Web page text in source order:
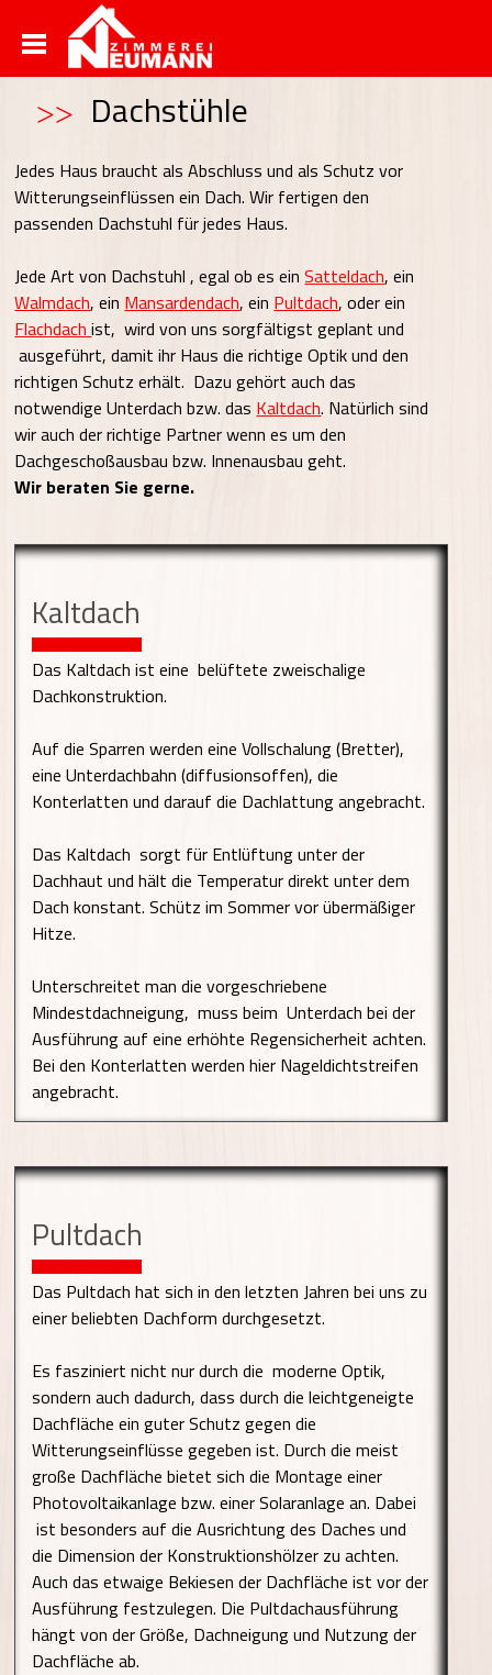
Rund um´s Haus
Dachstühle
Jedes Haus braucht als Abschluss und als Schutz vor
Witterungseinflüssen ein Dach. Wir fertigen den
passenden Dachstuhl für jedes Haus.
Jede Art von Dachstuhl , egal ob es einSatteldach, ein
Walmdach, ein Mansardendach, ein Pultdach, oder ein
Flachdachist, wird von uns sorgfältigst geplant und
ausgeführt, damit ihr Haus die richtige Optik und den
richtigen Schutz erhält. Dazu gehört auch das
notwendige Unterdach bzw. das Kaltdach. Natürlich sind
wir auch der richtige Partner wenn es um den
Dachgeschoßausbau bzw. Innenausbau geht.
Wir beraten Sie gerne.
Kaltdach
Das Kaltdach ist eine belüftete zweischalige
Dachkonstruktion.
Auf die Sparren werden eine Vollschalung (Bretter),
eine Unterdachbahn (diffusionsoffen), die
Konterlatten und darauf die Dachlattung angebracht.
Das Kaltdach sorgt für Entlüftung unter der
Dachhaut und hält die Temperatur direkt unter dem
Dach konstant. Schütz im Sommer vor übermäßiger
Hitze.
Unterschreitet man die vorgeschriebene
Mindestdachneigung, muss beim Unterdach bei der
Ausführung auf eine erhöhte Regensicherheit achten.
Bei den Konterlatten werden hier Nageldichtstreifen
angebracht.
Pultdach
Das Pultdach hat sich in den letzten Jahren bei uns zu
einer beliebten Dachform durchgesetzt.
Es fasziniert nicht nur durch die moderne Optik,
sondern auch dadurch, dass durch die leichtgeneigte
Dachfläche ein guter Schutz gegen die
Witterungseinflüsse gegeben ist. Durch die meist
große Dachfläche bietet sich die Montage einer
Photovoltaikanlage bzw. einer Solaranlage an. Dabei
ist besonders auf die Ausrichtung des Daches und
die Dimension der Konstruktionshölzer zu achten.
Auch das etwaige Bekiesen der Dachfläche ist vor der
Ausführung festzulegen. Die Pultdachausführung
hängt von der Größe, Dachneigung und Nutzung der
Dachfläche ab.